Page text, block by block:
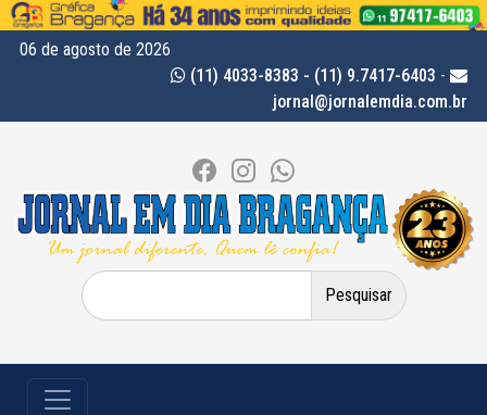
06 de agosto de 2026
(11) 4033-8383 - (11) 9.7417-6403 -
jornal@jornalemdia.com.br
Pesquisar
por: